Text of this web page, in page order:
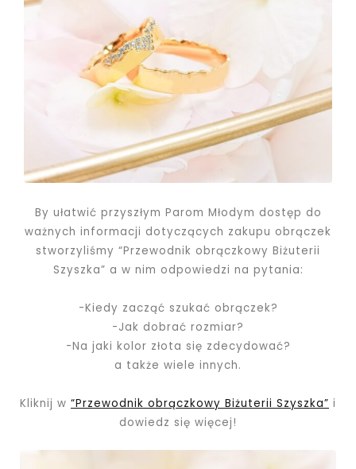
By ułatwić przyszłym Parom Młodym dostęp do
ważnych informacji dotyczących zakupu obrączek
stworzyliśmy “Przewodnik obrączkowy Biżuterii
Szyszka” a w nim odpowiedzi na pytania:
-Kiedy zacząć szukać obrączek?
-Jak dobrać rozmiar?
-Na jaki kolor złota się zdecydować?
a także wiele innych.
Kliknij w “Przewodnik obrączkowy Biżuterii Szyszka” i
dowiedz się więcej!